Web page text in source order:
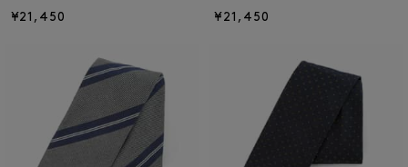
¥21,450 ¥21,450